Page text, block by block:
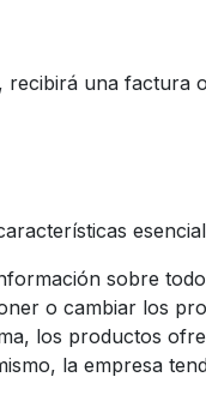
una factura
sobre
o cambiar los
los productos
la empresa